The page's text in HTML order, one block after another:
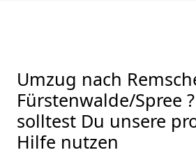
Umzug nach
Fürstenwalde/Spree
solltest Du unsere
Hilfe nutzen